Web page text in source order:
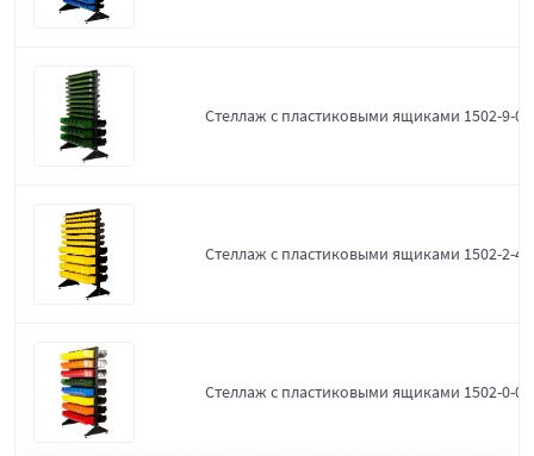
Стеллаж с пластиковыми ящиками 1502-9-0-
Стеллаж с пластиковыми ящиками 1502-2-4-
Стеллаж с пластиковыми ящиками 1502-0-0-